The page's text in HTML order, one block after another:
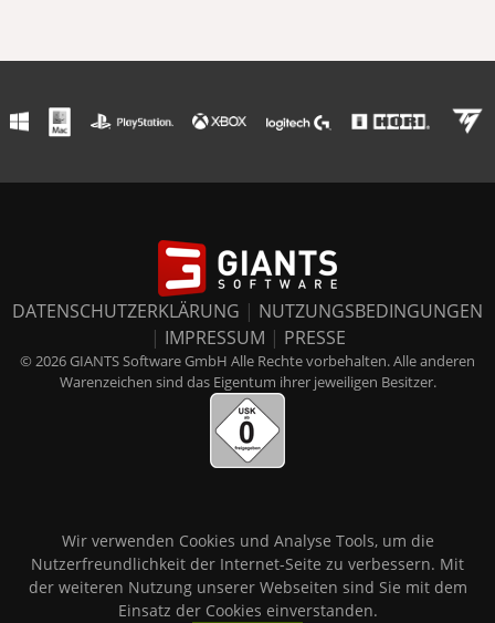
DATENSCHUTZERKLÄRUNG | NUTZUNGSBEDINGUNGEN
| IMPRESSUM | PRESSE
© 2026 GIANTS Software GmbH Alle Rechte vorbehalten. Alle anderen
Warenzeichen sind das Eigentum ihrer jeweiligen Besitzer.
Wir verwenden Cookies und Analyse Tools, um die
Nutzerfreundlichkeit der Internet-Seite zu verbessern. Mit
der weiteren Nutzung unserer Webseiten sind Sie mit dem
Einsatz der Cookies einverstanden.